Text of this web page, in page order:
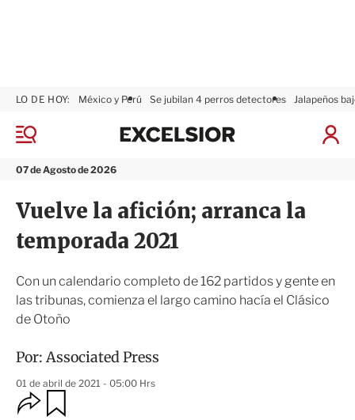
M
n
07 de Agosto de 2026
LO DE HOY: México y Perú Se jubilan 4 perros detectores Jalapeños
I
s
x
i
Vuelve la afición; arranca la
temporada 2021
Con un calendario completo de 162 partidos y gente en
las tribunas, comienza el largo camino hacía el Clásico
de Otoño
Por:Associated Press
01 de abril de 2021 - 05:00 Hrs
O
p